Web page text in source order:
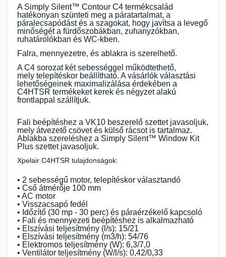
A Simply Silent™ Contour C4 termékcsalád
hatékonyan szünteti meg a páratartalmat, a
páralecsapódást és a szagokat, hogy javítsa a levegő
minőségét a fürdőszobákban, zuhanyzókban,
ruhatárolókban és WC-kben.
Falra, mennyezetre, és ablakra is szerelhető.
A C4 sorozat két sebességgel működtethető,
mely telepítéskor beállítható. A vásárlók választási
lehetőségeinek maximalizálása érdekében a
C4HTSR termékeket kerek és négyzet alakú
frontlappal szállítjuk.
Fali beépítéshez a VK10 beszerelő szettet javasoljuk,
mely átvezető csövet és külső rácsot is tartalmaz.
Ablakba szereléshez a Simply Silent™ Window Kit
Plus szettet javasoljuk.
Xpelair C4HTSR tulajdonságok:
• 2 sebességű motor, telepítéskor választandó
• Cső átmérője 100 mm
• AC motor
• Visszacsapó fedél
• Időzítő (30 mp - 30 perc) és páraérzékelő kapcsoló
• Fali és mennyezeti beépítéshez is alkalmazható
• Elszívási teljesítmény (l/s): 15/21
• Elszívási teljesítmény (m3/h): 54/76
• Elektromos teljesítmény (W): 6,3/7,0
• Ventilátor teljesítmény (W/l/s): 0,42/0,33